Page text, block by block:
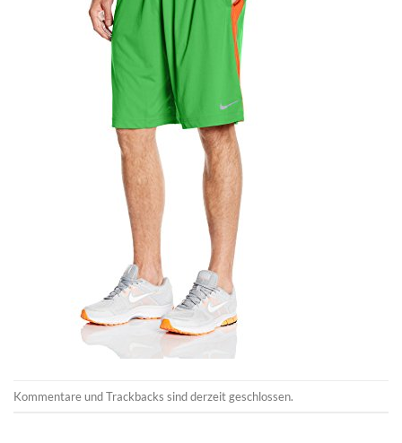
Kommentare und Trackbacks sind derzeit geschlossen.